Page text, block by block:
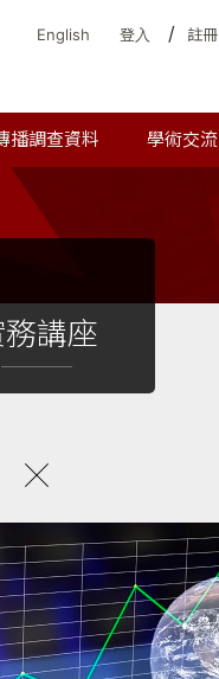
English 登入 / 註冊
播調查資料 學術交流
講座